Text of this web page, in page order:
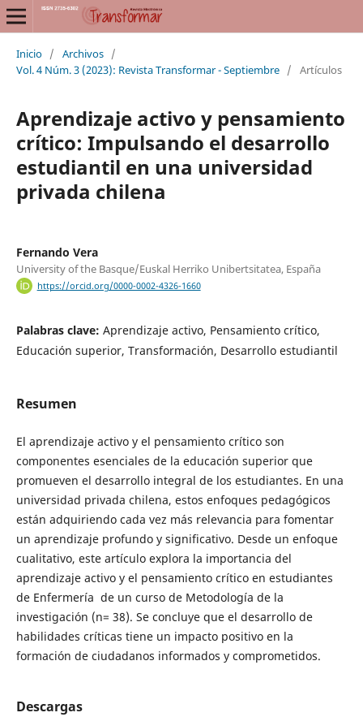
Inicio / Archivos /
Vol. 4 Núm. 3 (2023): Revista Transformar - Septiembre / Artículos
Aprendizaje activo y pensamiento
crítico: Impulsando el desarrollo
estudiantil en una universidad
privada chilena
Fernando Vera
University of the Basque/Euskal Herriko Unibertsitatea, España
https://orcid.org/0000-0002-4326-1660
Palabras clave: Aprendizaje activo, Pensamiento crítico,
Educación superior, Transformación, Desarrollo estudiantil
Resumen
El aprendizaje activo y el pensamiento crítico son
componentes esenciales de la educación superior que
promueven el desarrollo integral de los estudiantes. En una
universidad privada chilena, estos enfoques pedagógicos
están adquiriendo cada vez más relevancia para fomentar
un aprendizaje profundo y significativo. Desde un enfoque
cualitativo, este artículo explora la importancia del
aprendizaje activo y el pensamiento crítico en estudiantes
de Enfermería de un curso de Metodología de la
investigación (n= 38). Se concluye que el desarrollo de
habilidades críticas tiene un impacto positivo en la
formación de ciudadanos informados y comprometidos.
Descargas